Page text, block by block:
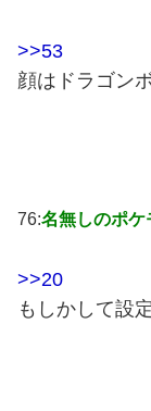
>>53
顔はドラゴン
76:名無しのポケ
>>20
もしかして設